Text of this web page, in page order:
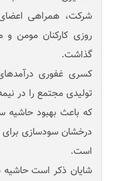
شرکت، همراهی
روزی کارکنان مومن
گذاشت.
کسری غفوری
تولیدی مجتمع را در
که باعث بهبود
درخشان سودسازی
است.